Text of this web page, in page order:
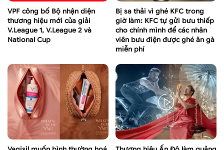
VPF công bố Bộ nhận diện
thương hiệu mới của giải
V.League 1, V.League 2 và
National Cup
Bị sa thải vì ghé KFC trong
giờ làm: KFC tự gửi bưu thiếp
cho chính mình để các nhân
viên bưu điện được ghé ăn gà
miễn phí